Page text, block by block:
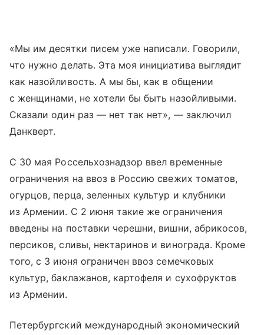
«Мы им десятки писем уже написали. Говорили,
что нужно делать. Эта моя инициатива выглядит
как назойливость. А мы бы, как в общении
с женщинами, не хотели бы быть назойливыми.
Сказали один раз — нет так нет», — заключил
Данкверт.
С 30 мая Россельхознадзор ввел временные
ограничения на ввоз в Россию свежих томатов,
огурцов, перца, зеленных культур и клубники
из Армении. С 2 июня такие же ограничения
введены на поставки черешни, вишни, абрикосов,
персиков, сливы, нектаринов и винограда. Кроме
того, с 3 июня ограничен ввоз семечковых
культур, баклажанов, картофеля и сухофруктов
из Армении.
Петербургский международный экономический